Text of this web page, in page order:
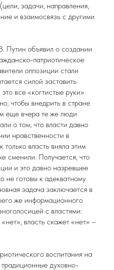
задачи, направления,
и взаимосвязь с другими
Путин объявил о создании
патриотическое
оппозиции стали
силой заставить
все «когтистые руки»
чтобы внедрить в стране
еще вчера те же люди
о том, что власти давно
нравственности в
власть вняла этим
сменили. Получается, что
и это давно назревшее
не готовы к адекватному
задача заключается в
же информационного
с властями:
власть скажет «нет» –
воспитания на
духовно-